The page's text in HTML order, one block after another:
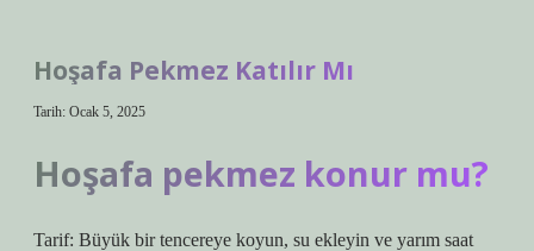
Hoşafa Pekmez Katılır Mı
Tarih: Ocak 5, 2025
Hoşafa pekmez konur mu?
Tarif: Büyük bir tencereye koyun, su ekleyin ve yarım saat